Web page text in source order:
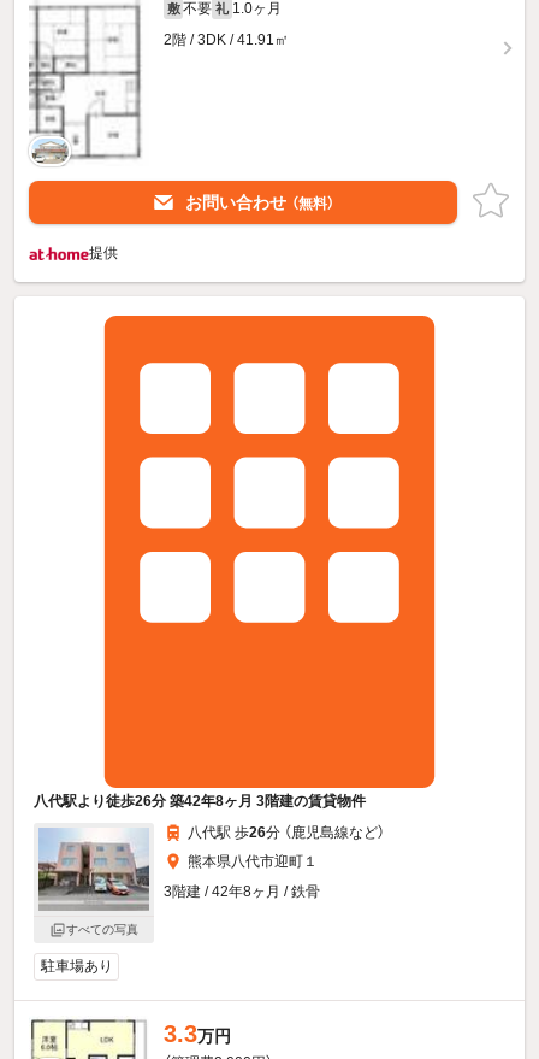
敷 不要 礼 1.0ヶ月
2階 / 3DK / 41.91㎡
お問い合わせ （無料）
提供
八代駅より徒歩26分 築42年8ヶ月 3階建の賃貸物件
すべての写真
八代駅 歩26分 （鹿児島線など）
熊本県八代市迎町１
3階建 / 42年8ヶ月 / 鉄骨
駐車場あり
3.3万円